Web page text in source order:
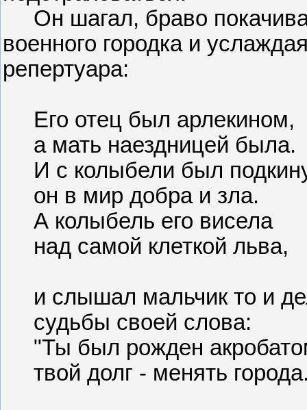
Он шагал, браво
военного городка и
репертуара:
Его отец был арлекином,
а мать наездницей была.
И с колыбели был
он в мир добра и зла.
А колыбель его висела
над самой клеткой льва,
и слышал мальчик то и
судьбы своей слова:
"Ты был рожден
твой долг - менять